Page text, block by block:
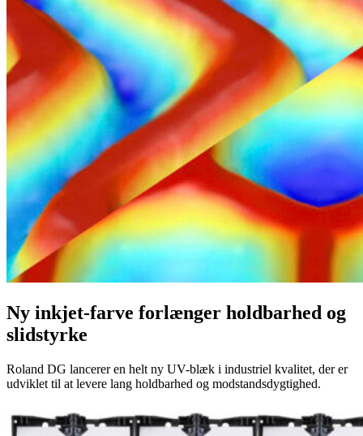
Ny inkjet-farve forlænger holdbarhed og
slidstyrke
Roland DG lancerer en helt ny UV-blæk i industriel kvalitet, der er
udviklet til at levere lang holdbarhed og modstandsdygtighed.